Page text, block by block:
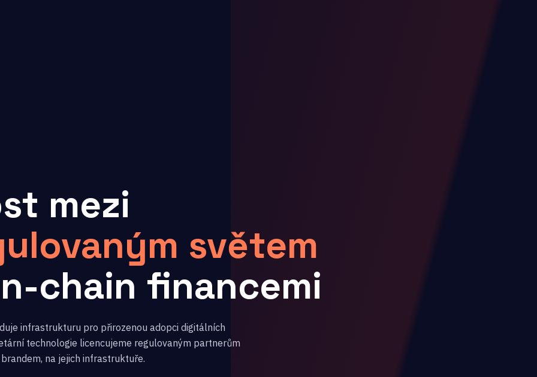
mezi
světem
chain financemi
infrastrukturu pro přirozenou adopci digitálních
technologie licencujeme regulovaným partnerům
na jejich infrastruktuře.